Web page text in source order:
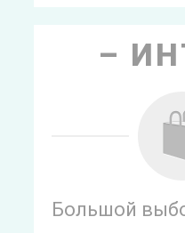
Большой